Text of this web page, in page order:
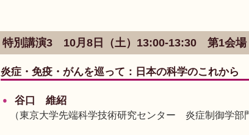
特別講演3 10月8日（土）13:00-13:30 第1会場
炎症・免疫・がんを巡って：日本の科学のこれから
谷口 維紹
（東京大学先端科学技術研究センター 炎症制御学部